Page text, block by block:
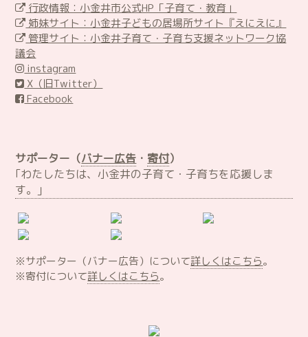
行政情報：小金井市公式HP「子育て・教育」
姉妹サイト：小金井子どもの居場所サイト『えにえに』
管理サイト：小金井子育て・子育ち支援ネットワーク協
議会
instagram
X（旧Twitter）
Facebook
サポーター（バナー広告 ・ 寄付）
｢わたしたちは、小金井の子育て・子育ちを応援しま
す。｣
※サポーター（バナー広告）について詳しくはこちら。
※寄付について詳しくはこちら。